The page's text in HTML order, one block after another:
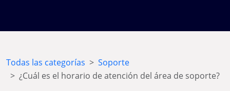
Todas las categorías
Soporte
¿Cuál es el horario de atención del área de soporte?